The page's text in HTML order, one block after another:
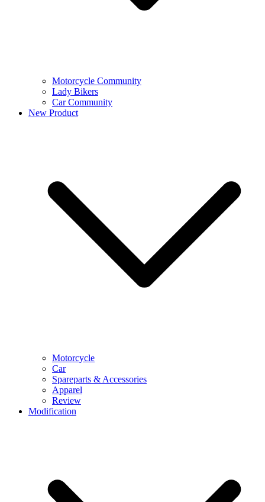
Motorcycle Community
Lady Bikers
Car Community
New Product
Motorcycle
Car
Spareparts & Accessories
Apparel
Review
Modification